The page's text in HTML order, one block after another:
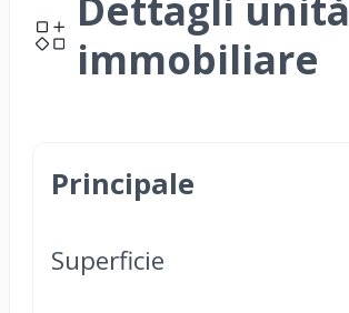
immobiliare
Principale
Superficie